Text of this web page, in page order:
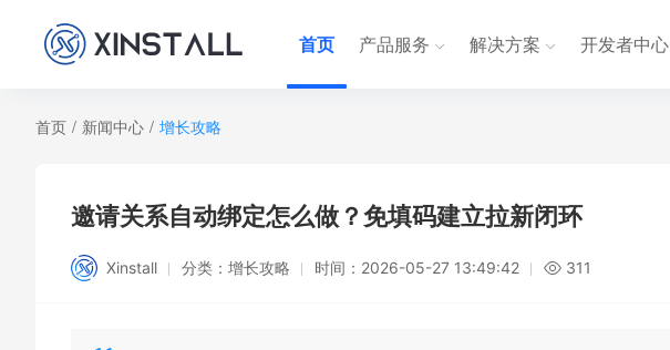
首页 产品服务 解决方案 开发者中心
首页 / 新闻中心 / 增长攻略
邀请关系自动绑定怎么做？免填码建立拉新闭环
Xinstall 分类： 增长攻略 时间： 2026-05-27 13:49:42 311